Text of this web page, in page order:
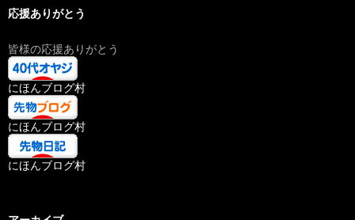
応援ありがとう
皆様の応援ありがとう
にほんブログ村
にほんブログ村
にほんブログ村